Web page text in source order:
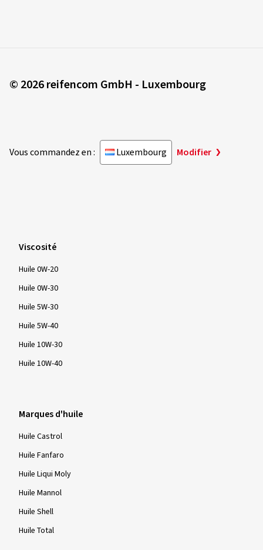
© 2026 reifencom GmbH - Luxembourg
Vous commandez en : Luxembourg Modifier
Viscosité
Huile 0W-20
Huile 0W-30
Huile 5W-30
Huile 5W-40
Huile 10W-30
Huile 10W-40
Marques d'huile
Huile Castrol
Huile Fanfaro
Huile Liqui Moly
Huile Mannol
Huile Shell
Huile Total